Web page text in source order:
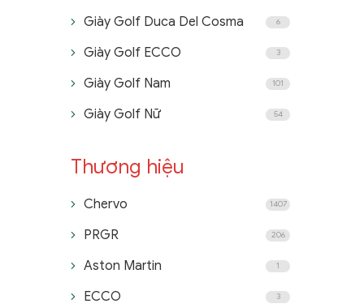
PHỤ KIỆN GOLF
ĐẠI SỨ THƯƠNG HIỆU
Giày Golf Duca Del Cosma 6
Giày Golf ECCO 3
Giày Golf Nam 101
Giày Golf Nữ 54
Thương hiệu
Chervo 1407
PRGR 206
Aston Martin 1
ECCO 3